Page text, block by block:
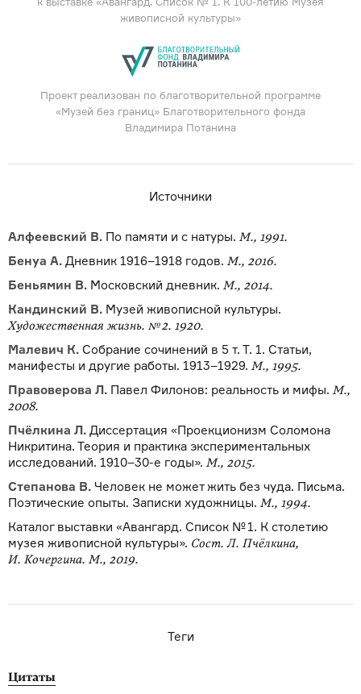
живописной культуры»
Проект реализован по благотворительной программе
«Музей без границ» Благотворительного фонда
Владимира Потанина
Источники
Алфеевский В. По памяти и с натуры. М., 1991.
Бенуа А. Дневник 1916–1918 годов. М., 2016.
Беньямин В. Московский дневник. М., 2014.
Кандинский В. Музей живописной культуры.
Художественная жизнь. № 2. 1920.
Малевич К. Собрание сочинений в 5 т. Т. 1. Статьи,
манифесты и другие работы. 1913–1929. М., 1995.
Правоверова Л. Павел Филонов: реальность и мифы. М.,
2008.
Пчёлкина Л. Диссертация «Проекционизм Соломона
Никритина. Теория и практика экспериментальных
исследований. 1910–30-е годы». М., 2015.
Степанова В. Человек не может жить без чуда. Письма.
Поэтические опыты. Записки художницы. М., 1994.
Каталог выставки «Авангард. Список № 1. К столетию
музея живописной культуры». Сост. Л. Пчёлкина,
И. Кочергина. М., 2019.
Теги
Цитаты